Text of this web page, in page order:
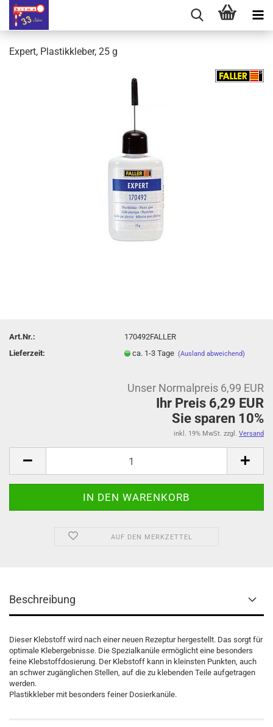
Expert, Plastikkleber, 25 g
Art.Nr.:
170492FALLER
Lieferzeit:
ca. 1-3 Tage(Ausland abweichend)
Unser Normalpreis 6,99 EUR
Ihr Preis 6,29 EUR
Sie sparen 10%
inkl. 19% MwSt. zzgl. Versand
AUF DEN MERKZETTEL
Beschreibung
Dieser Klebstoff wird nach einer neuen Rezeptur hergestellt. Das sorgt für
optimale Klebergebnisse. Die Spezialkanüle ermög­licht eine besonders
feine Klebstoffdosierung. Der Klebstoff kann in kleinsten Punkten, auch
an schwer zugänglichen Stellen, auf die zu klebenden Teile aufge­tragen
werden.
Plastikkleber mit besonders feiner Dosierkanüle.